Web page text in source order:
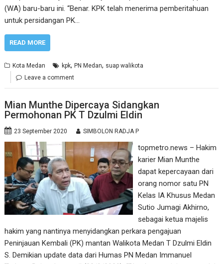
(WA) baru-baru ini. “Benar. KPK telah menerima pemberitahuan
untuk persidangan PK…
READ MORE
Kota Medan kpk,PN Medan, suap walikota
Leave a comment
Mian Munthe Dipercaya Sidangkan
Permohonan PK T Dzulmi Eldin
23 September 2020 SIMBOLON RADJA P
topmetro.news – Hakim
karier Mian Munthe
dapat kepercayaan dari
orang nomor satu PN
Kelas IA Khusus Medan
Sutio Jumagi Akhirno,
sebagai ketua majelis
hakim yang nantinya menyidangkan perkara pengajuan
Peninjauan Kembali (PK) mantan Walikota Medan T Dzulmi Eldin
S. Demikian update data dari Humas PN Medan Immanuel